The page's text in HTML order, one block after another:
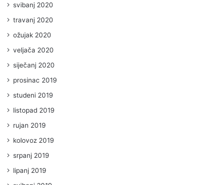
svibanj 2020
travanj 2020
ožujak 2020
veljača 2020
siječanj 2020
prosinac 2019
studeni 2019
listopad 2019
rujan 2019
kolovoz 2019
srpanj 2019
lipanj 2019